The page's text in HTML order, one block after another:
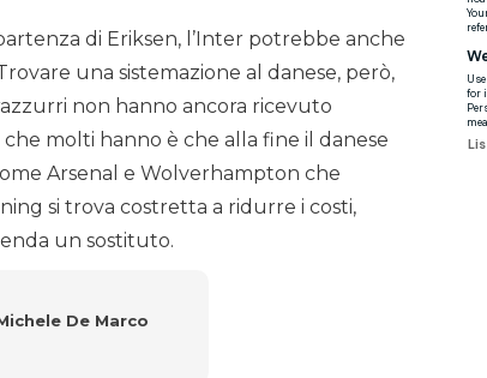
di Eriksen, l’Inter potrebbe anche
una sistemazione al danese, però,
non hanno ancora ricevuto
molti hanno è che alla fine il danese
Arsenal e Wolverhampton che
si trova costretta a ridurre i costi,
un sostituto.
De Marco